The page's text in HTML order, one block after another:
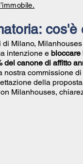
Milano,
intenzione e bloccare
del canone di affitto
nostra commissione
della
Milanhouses,